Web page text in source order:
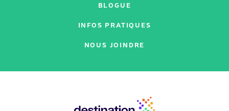
BLOGUE
INFOS PRATIQUES
NOUS JOINDRE